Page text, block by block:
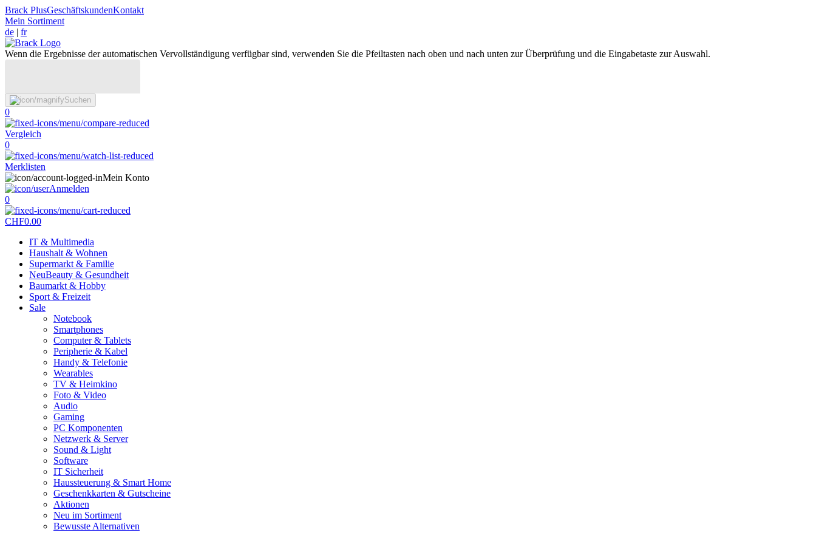
Brack PlusGeschäftskundenKontakt
Mein Sortiment
de | fr
Wenn die Ergebnisse der automatischen Vervollständigung verfügbar sind, verwenden Sie die Pfeiltasten nach oben und nach unten zur Überprüfung und die Eingabetaste zur Auswahl.
Suchen
0
Vergleich
0
Merklisten
Mein Konto
Anmelden
0
CHF0.00
IT & Multimedia
Haushalt & Wohnen
Supermarkt & Familie
NeuBeauty & Gesundheit
Baumarkt & Hobby
Sport & Freizeit
Sale
Notebook
Smartphones
Computer & Tablets
Peripherie & Kabel
Handy & Telefonie
Wearables
TV & Heimkino
Foto & Video
Audio
Gaming
PC Komponenten
Netzwerk & Server
Sound & Light
Software
IT Sicherheit
Haussteuerung & Smart Home
Geschenkkarten & Gutscheine
Aktionen
Neu im Sortiment
Bewusste Alternativen